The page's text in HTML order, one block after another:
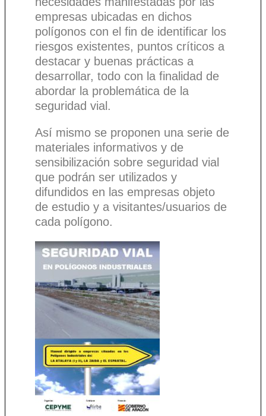
empresas ubicadas en dichos
polígonos con el fin de identificar los
riesgos existentes, puntos críticos a
destacar y buenas prácticas a
desarrollar, todo con la finalidad de
abordar la problemática de la
seguridad vial.
Así mismo se proponen una serie de
materiales informativos y de
sensibilización sobre seguridad vial
que podrán ser utilizados y
difundidos en las empresas objeto
de estudio y a visitantes/usuarios de
cada polígono.